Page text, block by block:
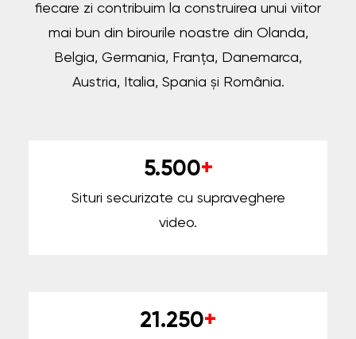
fiecare zi contribuim la construirea unui viitor
mai bun din birourile noastre din Olanda,
Belgia, Germania, Franța, Danemarca,
Austria, Italia, Spania și România.
5.500+
Situri securizate cu supraveghere
video.
21.250+